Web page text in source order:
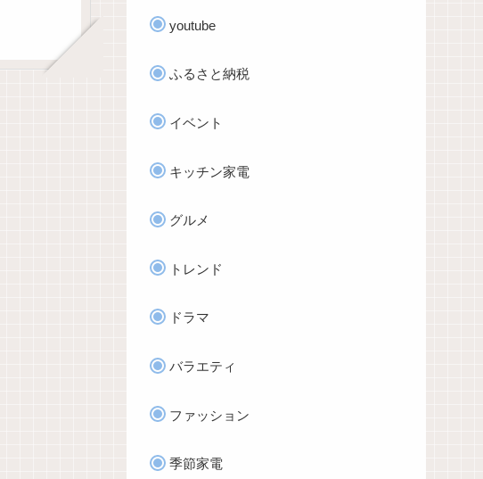
youtube
ふるさと納税
イベント
キッチン家電
グルメ
トレンド
ドラマ
バラエティ
ファッション
季節家電